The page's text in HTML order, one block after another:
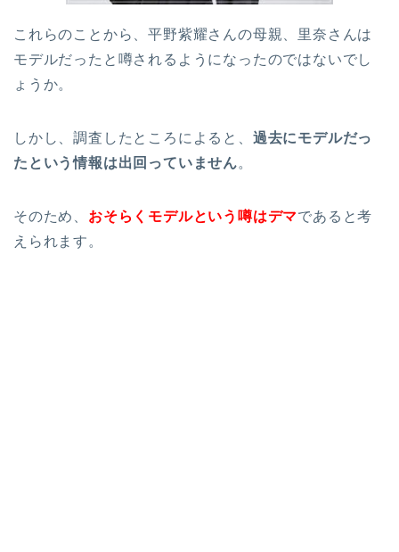
これらのことから、平野紫耀さんの母親、里奈さんは
モデルだったと噂されるようになったのではないでし
ょうか。
しかし、調査したところによると、 過去にモデルだっ
たという情報は出回っていません。
そのため、 おそらくモデルという噂はデマであると考
えられます。